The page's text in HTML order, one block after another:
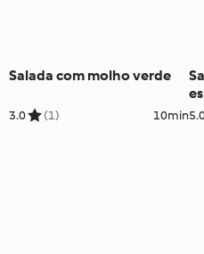
Salada com molho verde
3.0 (1) 10min